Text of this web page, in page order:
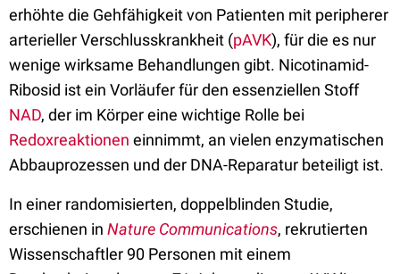
erhöhte die Gehfähigkeit von Patienten mit peripherer
arterieller Verschlusskrankheit (pAVK), für die es nur
wenige wirksame Behandlungen gibt. Nicotinamid-
Ribosid ist ein Vorläufer für den essenziellen Stoff
NAD, der im Körper eine wichtige Rolle bei
Redoxreaktionen einnimmt, an vielen enzymatischen
Abbauprozessen und der DNA-Reparatur beteiligt ist.
In einer randomisierten, doppelblinden Studie,
erschienen in Nature Communications, rekrutierten
Wissenschaftler 90 Personen mit einem